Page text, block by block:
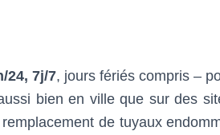
24, 7j/7, jours fériés compris –
bien en ville que sur des
de tuyaux